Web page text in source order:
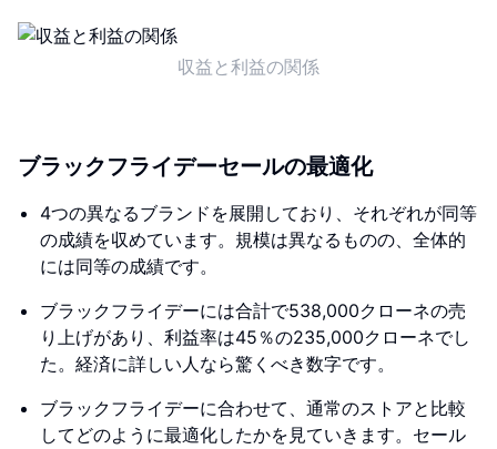
収益と利益の関係
ブラックフライデーセールの最適化
4つの異なるブランドを展開しており、それぞれが同等
の成績を収めています。規模は異なるものの、全体的
には同等の成績です。
ブラックフライデーには合計で538,000クローネの売
り上げがあり、利益率は45％の235,000クローネでし
た。経済に詳しい人なら驚くべき数字です。
ブラックフライデーに合わせて、通常のストアと比較
してどのように最適化したかを見ていきます。セール